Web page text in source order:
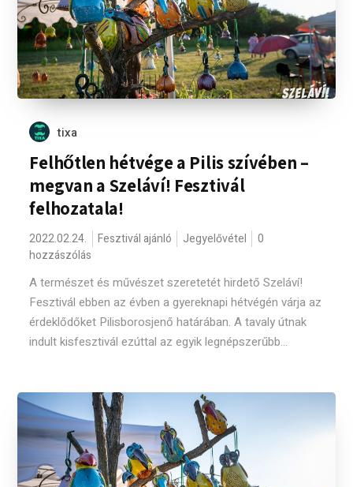
tixa
Felhőtlen hétvége a Pilis szívében –
megvan a Szeláví! Fesztivál
felhozatala!
2022.02.24. Fesztivál ajánló Jegyelővétel
0
hozzászólás
A természet és művészet szeretetét hirdető Szeláví!
Fesztivál ebben az évben a gyereknapi hétvégén várja az
érdeklődőket Pilisborosjenő határában. A tavaly útnak
indult kisfesztivál ezúttal az egyik legnépszerűbb...